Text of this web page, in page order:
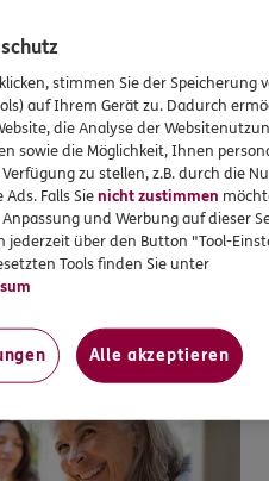
teures Spielzeug. Mit
für ein Kind eine
die es später selbst
es ein Leben lang
stimmen Sie der Speicherung
auf Ihrem Gerät zu. Dadurch
die Analyse der
sowie die Möglichkeit, Ihnen
zu stellen, z.B. durch die
Ads. Falls Sienicht zustimmen
und Werbung auf dieser
jederzeit über den Button "Tool-
Tools finden Sie unter
Alle akzeptieren